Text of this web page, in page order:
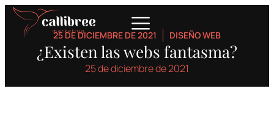
25 DE DICIEMBRE DE 2021 DISEÑO WEB
¿Existen las webs fantasma?
25 de diciembre de 2021